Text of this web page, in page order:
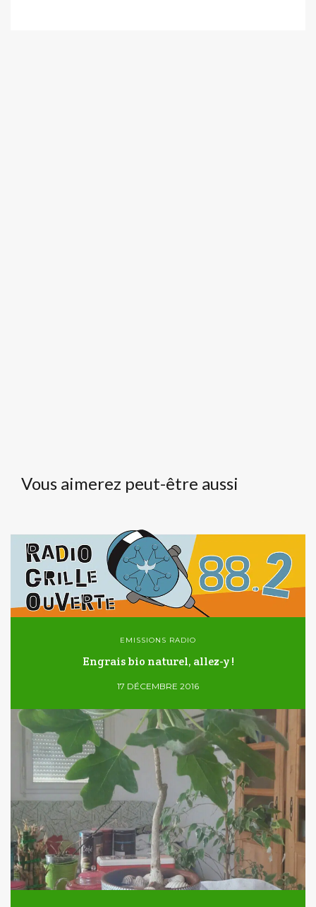
Vous aimerez peut-être aussi
EMISSIONS RADIO
Engrais bio naturel, allez-y !
17 DÉCEMBRE 2016